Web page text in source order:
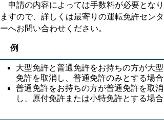
申請の内容によっては手数料が必要となり
ますので、詳しくは最寄りの運転免許センタ
ーへお問い合わせください。
例
大型免許と普通免許をお持ちの方が大型
免許を取消し、普通免許のみとする場合
普通免許をお持ちの方が普通免許を取消
し、原付免許または小特免許とする場合